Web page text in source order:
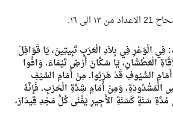
الى ١٦:
الْوَعْرِ فِي بِلاَدِ الْعَرَبِ تَبِيتِينَ، يَا قَوَافِلَ
الْعَطْشَانِ، يَا سُكَّانَ أَرْضِ تَيْمَاءَ. وَافُوا
السُّيُوفِ قَدْ هَرَبُوا. مِنْ أَمَامِ السَّيْفِ
الْمَشْدُودَةِ، وَمِنْ أَمَامِ شِدَّةِ الْحَرْبِ. فَإِنَّهُ
سَنَةٍ كَسَنَةِ الأَجِيرِ يَفْنَى كُلُّ مَجْدِ قِيدَارَ،